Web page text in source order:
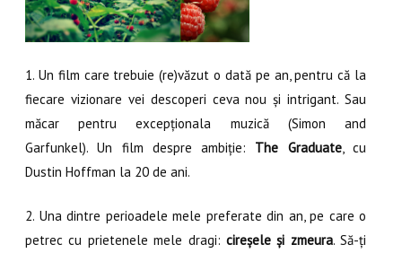
1. Un film care trebuie (re)văzut o dată pe an, pentru că la
fiecare vizionare vei descoperi ceva nou și intrigant. Sau
măcar pentru excepționala muzică (Simon and
Garfunkel). Un film despre ambiție: The Graduate, cu
Dustin Hoffman la 20 de ani.
2. Una dintre perioadele mele preferate din an, pe care o
petrec cu prietenele mele dragi: cireșele și zmeura. Să-ți